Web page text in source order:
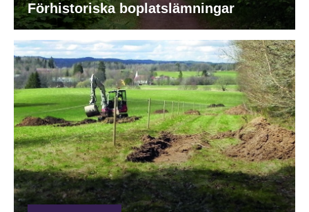
Förhistoriska boplatslämningar